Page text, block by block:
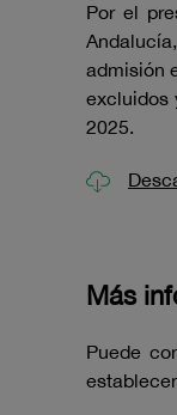
Por el
admisión
excluidos
2025.
Más
Puede